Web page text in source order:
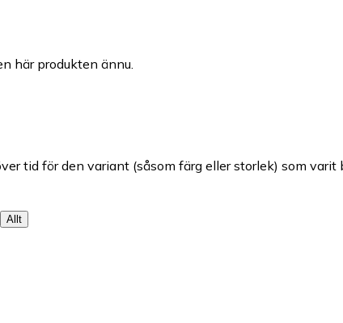
här produkten ännu.
tid för den variant (såsom färg eller storlek) som
Allt